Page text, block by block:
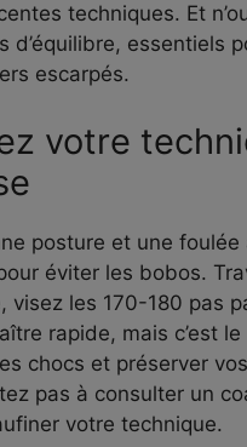
techniques. Et
d’équilibre, essentiels
escarpés.
votre
posture et une foulée
éviter les bobos.
visez les 170-180 pas
rapide, mais c’est
chocs et préserver
pas à consulter un
votre technique.